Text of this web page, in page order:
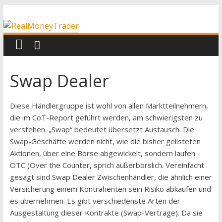
Inhalt
springen
RealMoneyTrader
Echtgeld-
Trading
Swap Dealer
Diese Händlergruppe ist wohl von allen Marktteilnehmern,
die im CoT-Report geführt werden, am schwierigsten zu
verstehen. „Swap“ bedeutet übersetzt Austausch. Die
Swap-Geschäfte werden nicht, wie die bisher gelisteten
Aktionen, über eine Börse abgewickelt, sondern laufen
OTC (Over the Counter, sprich außerbörslich. Vereinfacht
gesagt sind Swap Dealer Zwischenhändler, die ähnlich einer
Versicherung einem Kontrahenten sein Risiko abkaufen und
es übernehmen. Es gibt verschiedenste Arten der
Ausgestaltung dieser Kontrakte (Swap-Verträge). Da sie